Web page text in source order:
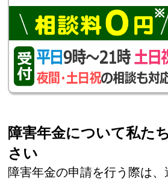
障害年金について私た
さい
障害年金の申請を行う際は